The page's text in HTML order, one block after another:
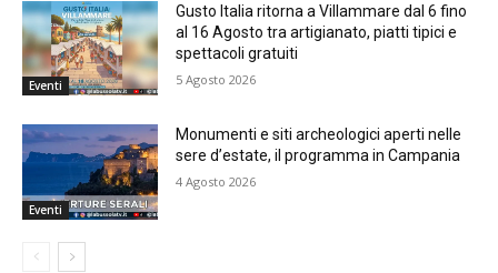
Eventi
Gusto Italia ritorna a Villammare dal 6 fino
al 16 Agosto tra artigianato, piatti tipici e
spettacoli gratuiti
5 Agosto 2026
Eventi
Monumenti e siti archeologici aperti nelle
sere d’estate, il programma in Campania
4 Agosto 2026